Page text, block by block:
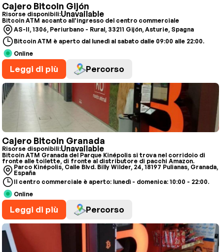
Cajero Bitcoin Gijón
Risorse disponibili:Unavailable
Bitcoin ATM accanto all'ingresso del centro commerciale
AS-II, 1306, Periurbano - Rural, 33211 Gijón, Asturie, Spagna
Bitcoin ATM è aperto dal lunedì al sabato dalle 09:00 alle 22:00.
Online
Leggi di più Percorso
Cajero Bitcoin Granada
Risorse disponibili:Unavailable
Bitcoin ATM Granada del Parque Kinépolis si trova nel corridoio di
fronte alle toilette, di fronte al distributore di pacchi Amazon.
Parco Kinépolis, Calle Blvd. Billy Wilder, 24, 18197 Pulianas, Granada,
España
Il centro commerciale è aperto: lunedì - domenica: 10:00 - 22:00.
Online
Leggi di più Percorso